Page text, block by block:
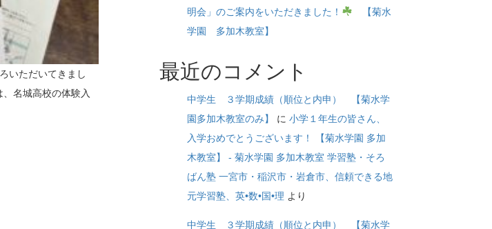
いただいてきまし
、名城高校の体験入
明会」のご案内をいただきました！
【菊水
学園 多加木教室】
最近のコメント
中学生 ３学期成績（順位と内申） 【菊水学
園多加木教室のみ】
に 小学１年生の皆さん、
入学おめでとうございます！ 【菊水学園 多加
木教室】 - 菊水学園 多加木教室 学習塾・そろ
ばん塾 一宮市・稲沢市・岩倉市、信頼できる地
元学習塾、英•数•国•理 より
中学生 ３学期成績（順位と内申） 【菊水学